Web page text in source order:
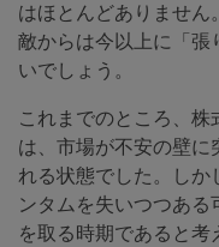
はほとんどありません
敵からは今以上に「張
いでしょう。
これまでのところ、
は、市場が不安の壁
れる状態でした。しか
ンタムを失いつつあ
を取る時期であると